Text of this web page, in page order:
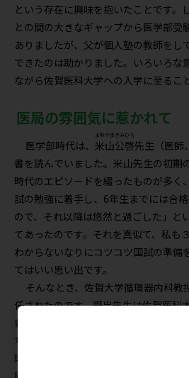
という存在に興味を抱いたことです。
との間の大きなギャップから医学部受
ありましたが、父が個人塾の教師をし
できたのは助かりました。いろいろな
ながら佐賀医科大学への入学に至るこ
医局の雰囲気に惹かれて
医学部時代は、 米山公啓
よねやまきみひろ
先生（医師
書を読んでいました。米山先生の初期
時代のエピソードを綴ったものが多く
試の勉強に着手し、6年生までには合
ので、それ以降は悠然と過ごした」と
てあったのです。それを真似て、私も
わからないなりにコツコツ国試の準備
てはいい思い出です。
そんなとき、佐賀大学循環器内科教
任されたのです。野出先生は佐賀医科
若く、精力的に多くの研究を手がけら
ち溢れた雰囲気となっていきました。
環器内科に入局しようと決めました。